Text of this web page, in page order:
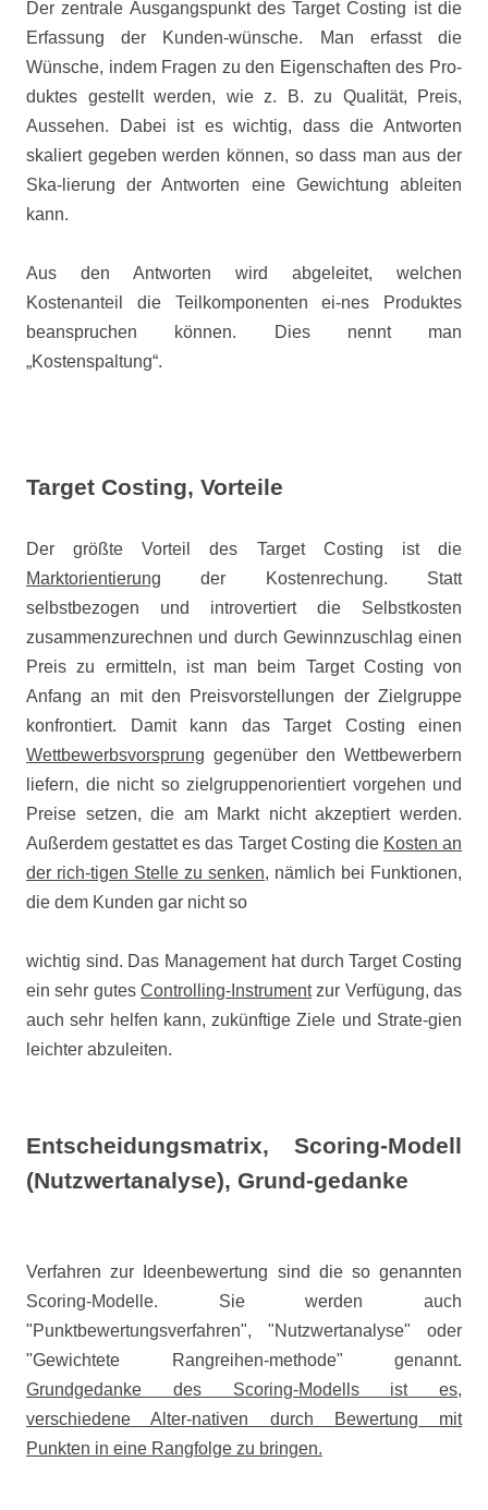
Der zentrale Ausgangspunkt des Target Costing ist die
Erfassung der Kunden-wünsche. Man erfasst die
Wünsche, indem Fragen zu den Eigenschaften des Pro-
duktes gestellt werden, wie z. B. zu Qualität, Preis,
Aussehen. Dabei ist es wichtig, dass die Antworten
skaliert gegeben werden können, so dass man aus der
Ska-lierung der Antworten eine Gewichtung ableiten
kann.
Aus den Antworten wird abgeleitet, welchen
Kostenanteil die Teilkomponenten ei-nes Produktes
beanspruchen können. Dies nennt man
„Kostenspaltung“.
Target Costing, Vorteile
Der größte Vorteil des Target Costing ist die
Marktorientierung der Kostenrechung. Statt
selbstbezogen und introvertiert die Selbstkosten
zusammenzurechnen und durch Gewinnzuschlag einen
Preis zu ermitteln, ist man beim Target Costing von
Anfang an mit den Preisvorstellungen der Zielgruppe
konfrontiert. Damit kann das Target Costing einen
Wettbewerbsvorsprung gegenüber den Wettbewerbern
liefern, die nicht so zielgruppenorientiert vorgehen und
Preise setzen, die am Markt nicht akzeptiert werden.
Außerdem gestattet es das Target Costing die Kosten an
der rich-tigen Stelle zu senken, nämlich bei Funktionen,
die dem Kunden gar nicht so
wichtig sind. Das Management hat durch Target Costing
ein sehr gutes Controlling-Instrumentzur Verfügung, das
auch sehr helfen kann, zukünftige Ziele und Strate-gien
leichter abzuleiten.
Entscheidungsmatrix, Scoring-Modell
(Nutzwertanalyse), Grund-gedanke
Verfahren zur Ideenbewertung sind die so genannten
Scoring-Modelle. Sie werden auch
"Punktbewertungsverfahren", "Nutzwertanalyse" oder
"Gewichtete Rangreihen-methode" genannt.
Grundgedanke des Scoring-Modells ist es,
verschiedene Alter-nativen durch Bewertung mit
Punkten in eine Rangfolge zu bringen.